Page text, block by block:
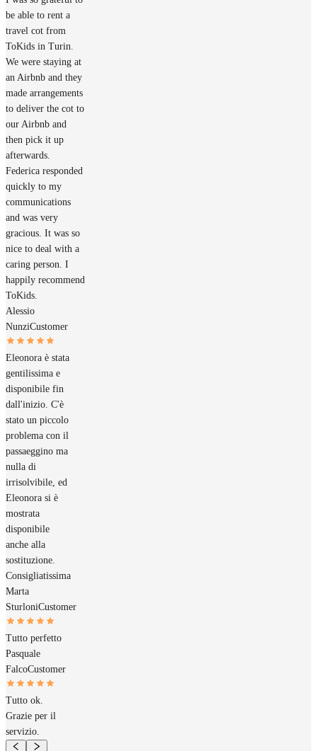
be able to rent a
travel cot from
ToKids in Turin.
We were staying at
an Airbnb and they
made arrangements
to deliver the cot to
our Airbnb and
then pick it up
afterwards.
Federica responded
quickly to my
communications
and was very
gracious. It was so
nice to deal with a
caring person. I
happily recommend
ToKids.
Alessio
NunziCustomer
Eleonora è stata
gentilissima e
disponibile fin
dall'inizio. C'è
stato un piccolo
problema con il
passaeggino ma
nulla di
irrisolvibile, ed
Eleonora si è
mostrata
disponibile
anche alla
sostituzione.
Consigliatissima
Marta
SturloniCustomer
Tutto perfetto
Pasquale
FalcoCustomer
Tutto ok.
Grazie per il
servizio.